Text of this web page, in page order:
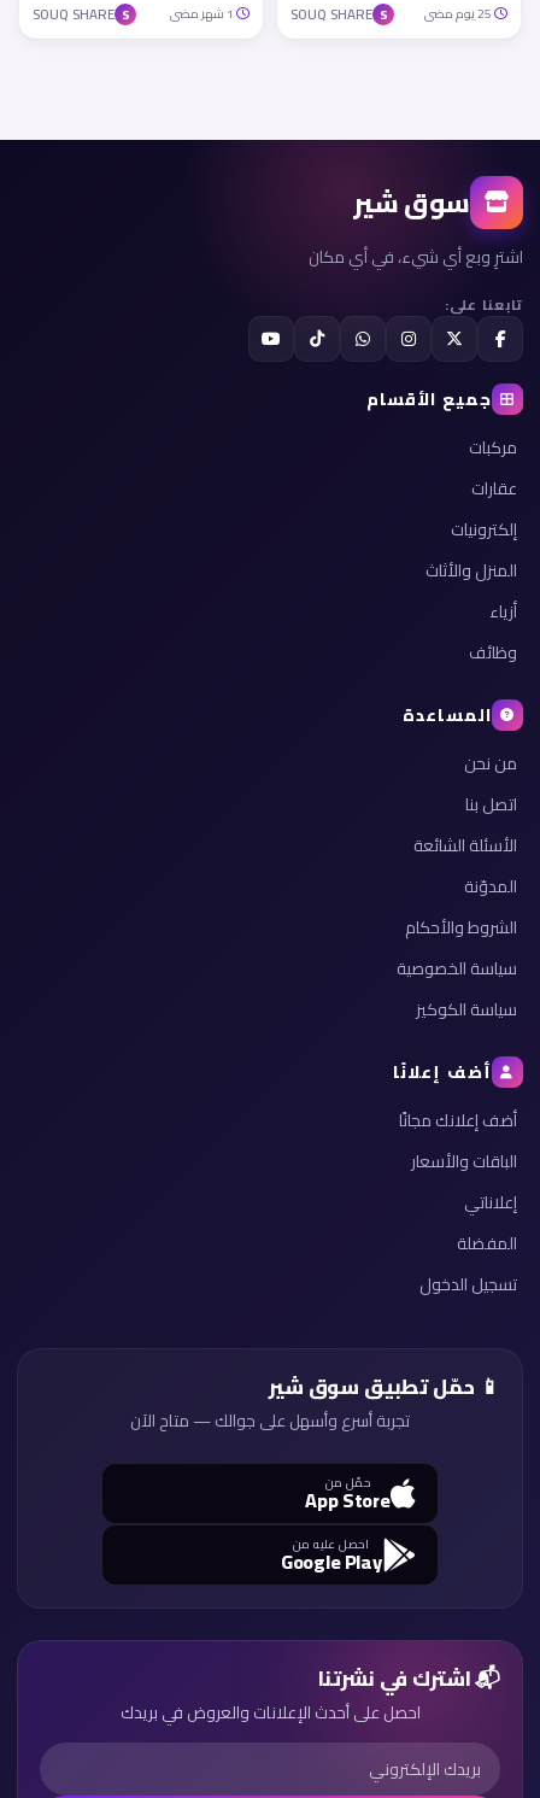
S
SOUQ SHARE
S
SOUQ SHARE
سوق شير
اشترِ وبع أي شيء، في أي مكان
تابعنا على:
جميع الأقسام
مركبات
عقارات
إلكترونيات
المنزل والأثاث
أزياء
وظائف
المساعدة
من نحن
اتصل بنا
الأسئلة الشائعة
المدوّنة
الشروط والأحكام
سياسة الخصوصية
سياسة الكوكيز
أضف إعلانًا
أضف إعلانك مجانًا
الباقات والأسعار
إعلاناتي
المفضلة
تسجيل الدخول
📱 حمّل تطبيق سوق شير
تجربة أسرع وأسهل على جوالك — متاح الآن
حمّل من
App Store
احصل عليه من
Google Play
📬 اشترك في نشرتنا
احصل على أحدث الإعلانات والعروض في بريدك